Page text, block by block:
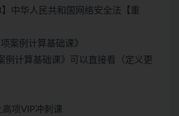
中华人民共和国网络安全法【重
案例计算基础课》
例计算基础课》可以直接看（定义更
项VIP冲刺课